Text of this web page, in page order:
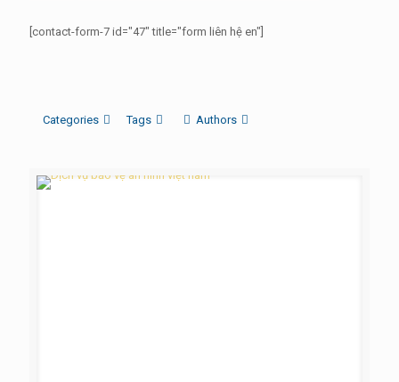
[contact-form-7 id="47" title="form liên hệ en"]
Categories Tags Authors